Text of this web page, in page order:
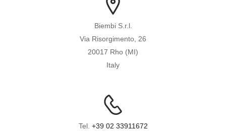
Biembi S.r.l.
Via Risorgimento, 26
20017 Rho (MI)
Italy
Tel. +39 02 33911672